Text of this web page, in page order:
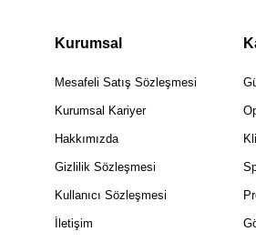
Kurumsal
Mesafeli Satış Sözleşmesi
Kurumsal Kariyer
Hakkımızda
Gizlilik Sözleşmesi
Kullanıcı Sözleşmesi
İletişim